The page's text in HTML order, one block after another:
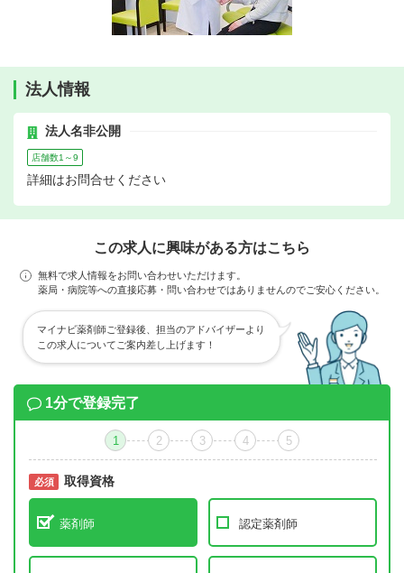
法人情報
法人名非公開
店舗数1～9
詳細はお問合せください
この求人に興味がある方はこちら
無料で求人情報をお問い合わせいただけます。
薬局・病院等への直接応募・問い合わせではありませんのでご安心ください。
マイナビ薬剤師ご登録後、担当のアドバイザーより
この求人についてご案内差し上げます！
1分で登録完了
1 2 3 4 5
必須 取得資格
薬剤師 認定薬剤師